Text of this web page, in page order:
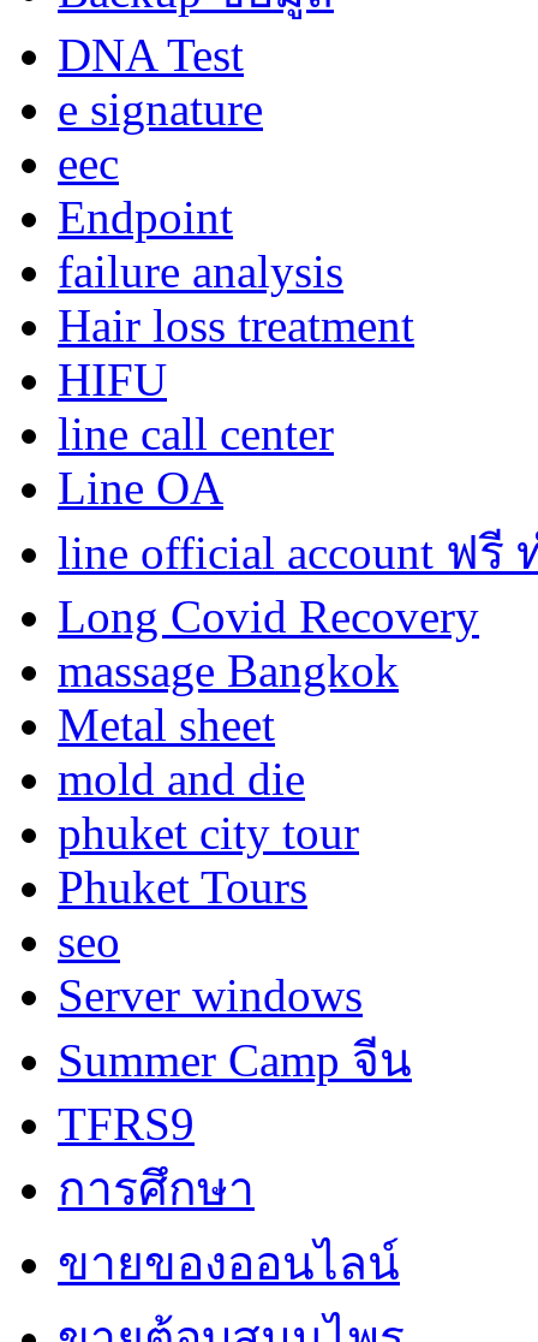
DNA Test
e signature
eec
Endpoint
failure analysis
Hair loss treatment
HIFU
line call center
Line OA
line official account ฟรี
Long Covid Recovery
massage Bangkok
Metal sheet
mold and die
phuket city tour
Phuket Tours
seo
Server windows
Summer Camp จีน
TFRS9
การศึกษา
ขายของออนไลน์